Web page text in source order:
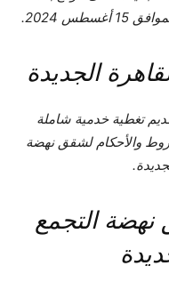
2024.
الجديدة
تغطية خدمية شاملة
والأحكام لشقق نهضة
التجمع